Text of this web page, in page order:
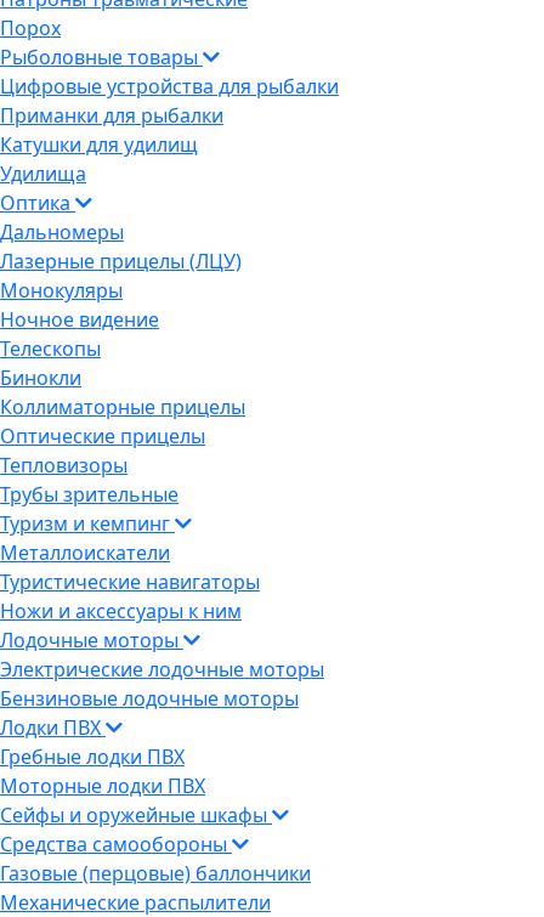
Порох
Рыболовные товары
Цифровые устройства для рыбалки
Приманки для рыбалки
Катушки для удилищ
Удилища
Оптика
Дальномеры
Лазерные прицелы (ЛЦУ)
Монокуляры
Ночное видение
Телескопы
Бинокли
Коллиматорные прицелы
Оптические прицелы
Тепловизоры
Трубы зрительные
Туризм и кемпинг
Металлоискатели
Туристические навигаторы
Ножи и аксессуары к ним
Лодочные моторы
Электрические лодочные моторы
Бензиновые лодочные моторы
Лодки ПВХ
Гребные лодки ПВХ
Моторные лодки ПВХ
Сейфы и оружейные шкафы
Средства самообороны
Газовые (перцовые) баллончики
Механические распылители